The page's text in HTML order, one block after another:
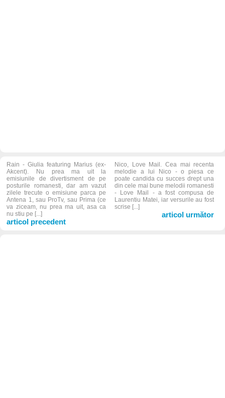
Rain - Giulia featuring Marius (ex-
Akcent). Nu prea ma uit la
emisiunile de divertisment de pe
posturile romanesti, dar am vazut
zilele trecute o emisiune parca pe
Antena 1, sau ProTv, sau Prima (ce
va ziceam, nu prea ma uit, asa ca
nu stiu pe [...]
articol precedent
Nico, Love Mail. Cea mai recenta
melodie a lui Nico - o piesa ce
poate candida cu succes drept una
din cele mai bune melodii romanesti
- Love Mail - a fost compusa de
Laurentiu Matei, iar versurile au fost
scrise [...]
articol următor